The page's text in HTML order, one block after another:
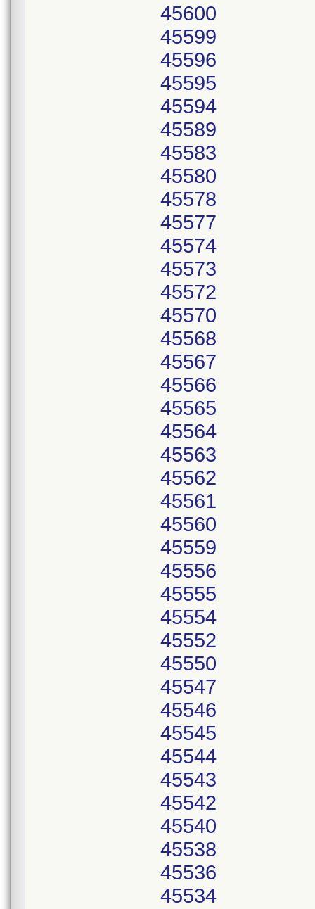
45600
45599
45596
45595
45594
45589
45583
45580
45578
45577
45574
45573
45572
45570
45568
45567
45566
45565
45564
45563
45562
45561
45560
45559
45556
45555
45554
45552
45550
45547
45546
45545
45544
45543
45542
45540
45538
45536
45534